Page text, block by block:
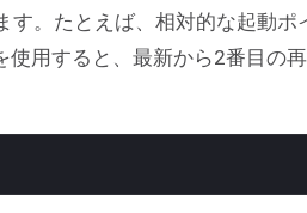
す。たとえば、相対的な起動ポ
使用すると、最新から2番目の